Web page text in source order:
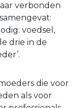
verbonden
voedsel,
drie in de
die voor
als voor